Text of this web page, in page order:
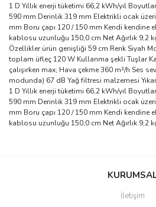
1 D Yıllık enerji tüketimi 66,2 kWh/yıl
590 mm Derinlik 319 mm Elektrikli ocak
mm Boru çapı 120 / 150 mm Kendi kendine
kablosu uzunluğu 150,0 cm Net Ağırlık 9,2
Özellikler ürün genişliği 59 cm Renk Siyah
toplam üfleç 120 W Kullanma şekli Tuşlar
çalışırken max; Hava çekme 360 m³/h Ses
modunda) 67 dB Yağ filtresi malzemesi
1 D Yıllık enerji tüketimi 66,2 kWh/yıl
590 mm Derinlik 319 mm Elektrikli ocak
mm Boru çapı 120 / 150 mm Kendi kendine
kablosu uzunluğu 150,0 cm Net Ağırlık 9,2
Bu ürüne ilk yorumu
İletişim